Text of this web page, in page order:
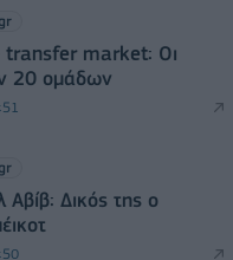
transfer market: Οι
20 ομάδων
Αβίβ: Δικός της ο